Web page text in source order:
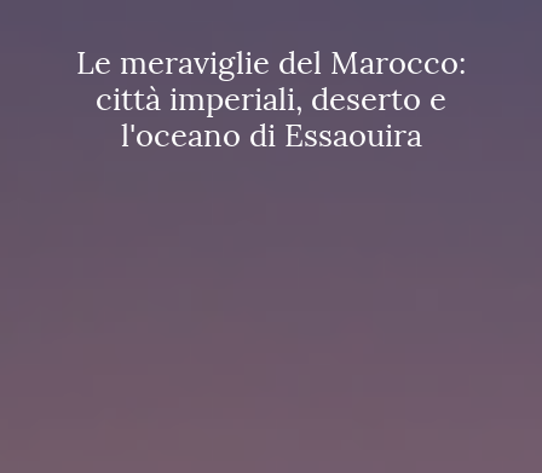
Le meraviglie del Marocco:
città imperiali, deserto e
l'oceano di Essaouira